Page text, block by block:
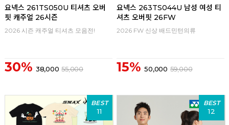
요넥스 261TS050U 티셔츠 오버
핏 캐주얼 26시즌
2026 시즌 캐주얼 티셔츠 모음전!
30% 38,000 55,000
요넥스 263TS044U 남성 여성 티
셔츠 오버핏 26FW
2026 FW 신상 배드민턴의류
15% 50,000 59,000
BEST
11
BEST
12